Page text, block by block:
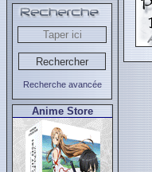
Recherche avancée
Anime Store